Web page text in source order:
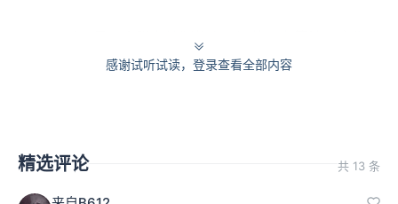
一个可以独立增值、繁衍、自我控制的一个东西，它是有
身去谈他，其实没有意义。
感谢试听试读，登录查看全部内容
精选评论 共 13 条